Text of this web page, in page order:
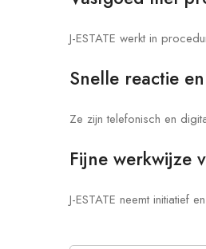
J-ESTATE werkt in
Snelle reactie
Ze zijn telefonisch en
Fijne werkwijze
J-ESTATE neemt initiatief